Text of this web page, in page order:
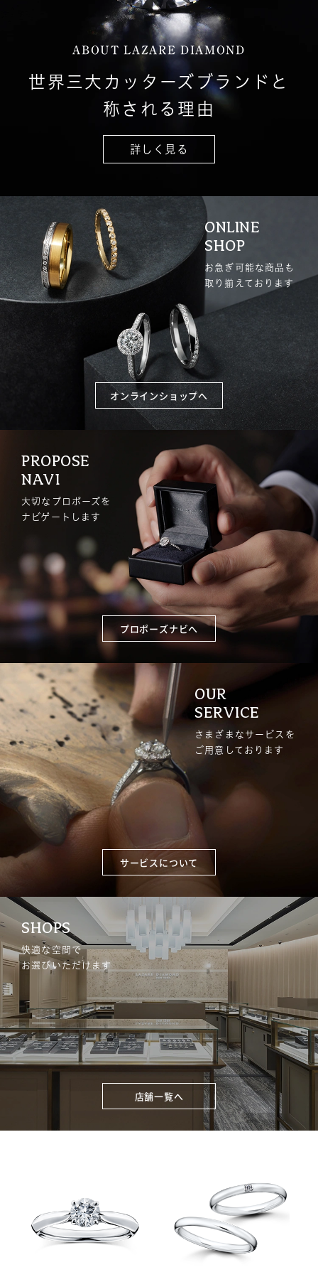
ABOUT LAZARE DIAMOND
世界三大カッターズブランドと
称される理由
詳しく見る
ONLINE
SHOP
お急ぎ可能な商品も
取り揃えております
オンラインショップへ
PROPOSE
NAVI
大切なプロポーズを
ナビゲートします
プロポーズナビへ
OUR
SERVICE
さまざまなサービスを
ご用意しております
サービスについて
SHOPS
快適な空間で
お選びいただけます
店舗一覧へ